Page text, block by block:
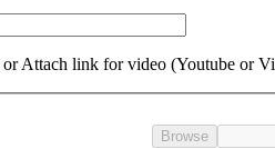
or Attach link for video (Youtube or
Browse